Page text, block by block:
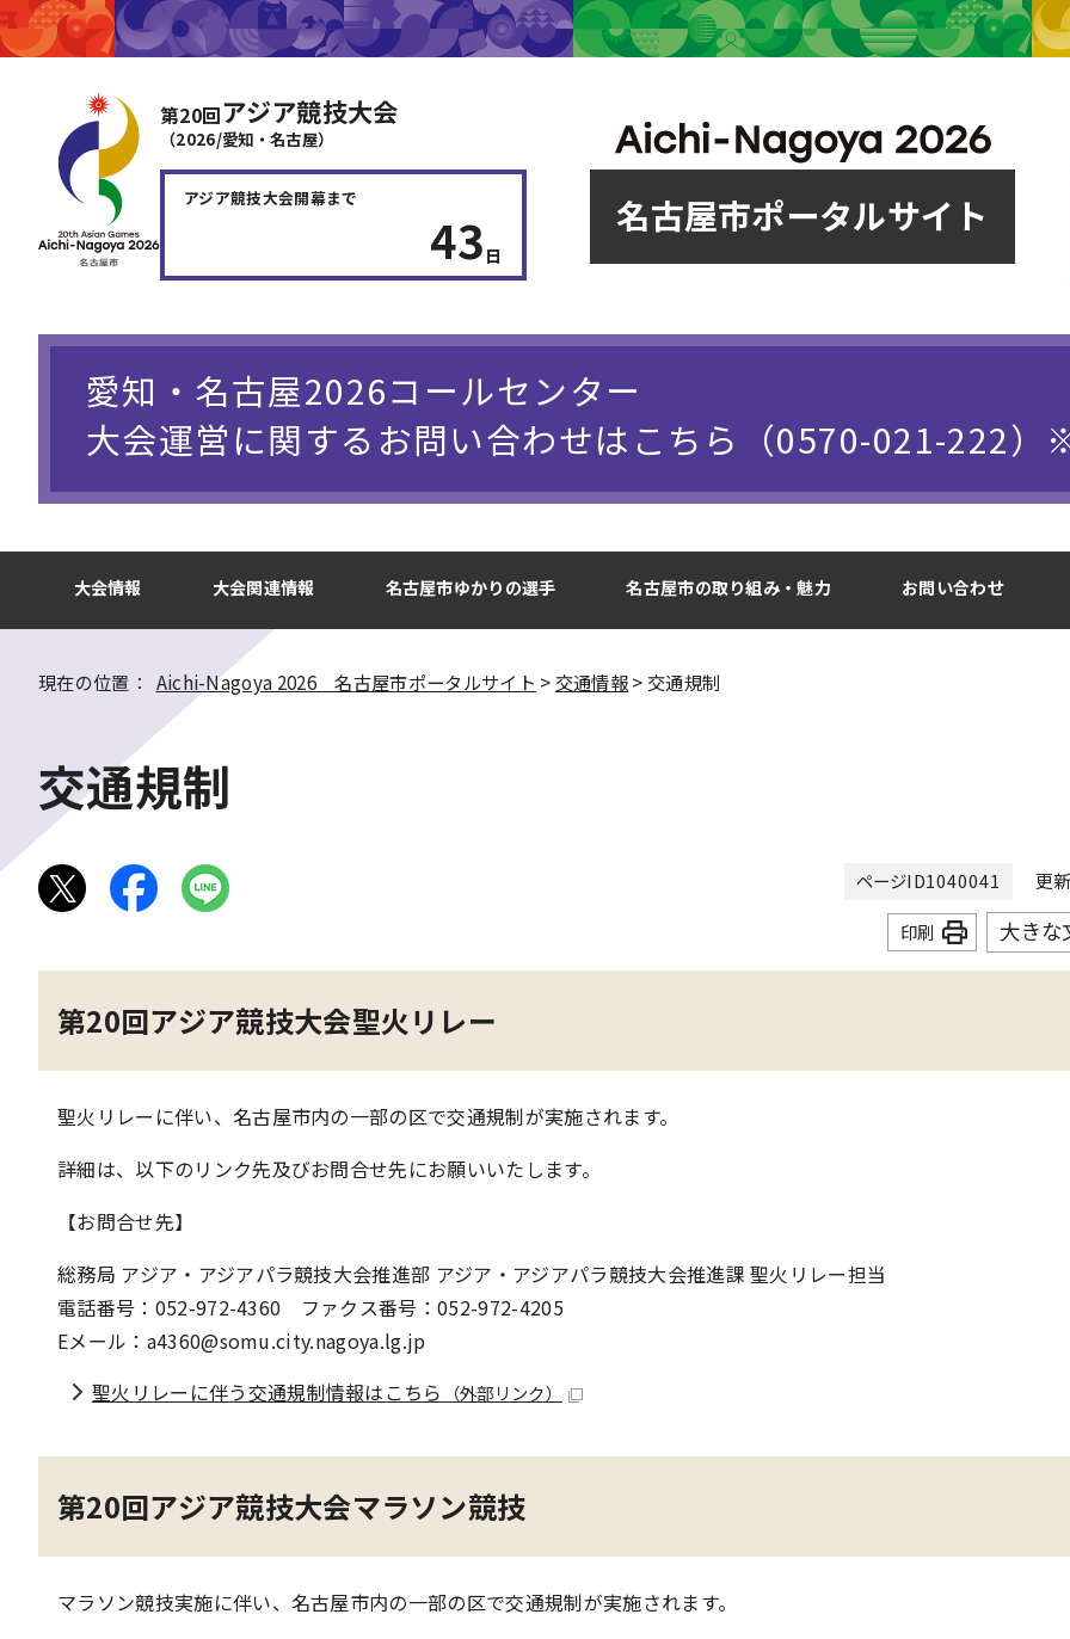
名古屋市ポータルサイト
第20回アジア競技大会
（2026/愛知・名古屋）
アジア競技大会開幕まで
43 日
愛知・名古屋2026コールセンター
大会運営に関するお問い合わせはこちら（0570-021-222）
大会情報 大会関連情報 名古屋市ゆかりの選手 名古屋市の取り組み・魅力 お問い合わせ
現在の位置： Aichi-Nagoya 2026 名古屋市ポータルサイト > 交通情報> 交通規制
交通規制
ページID1040041 更新
印刷 大きな
第20回アジア競技大会聖火リレー
聖火リレーに伴い、名古屋市内の一部の区で交通規制が実施されます。
詳細は、以下のリンク先及びお問合せ先にお願いいたします。
【お問合せ先】
総務局 アジア・アジアパラ競技大会推進部 アジア・アジアパラ競技大会推進課 聖火リレー担当
電話番号：052-972-4360 ファクス番号：052-972-4205
Eメール：a4360@somu.city.nagoya.lg.jp
聖火リレーに伴う交通規制情報はこちら
（外部リンク）
第20回アジア競技大会マラソン競技
マラソン競技実施に伴い、名古屋市内の一部の区で交通規制が実施されます。